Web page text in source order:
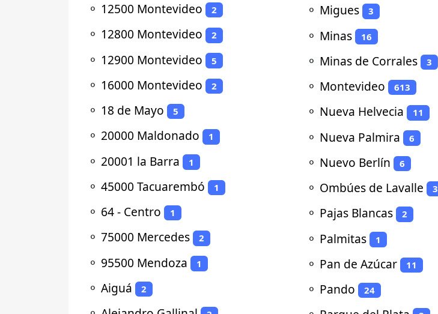
⚬ 12500 Montevideo 2
⚬ 12800 Montevideo 2
⚬ 12900 Montevideo 5
⚬ 16000 Montevideo 2
⚬ 18 de Mayo 5
⚬ 20000 Maldonado 1
⚬ 20001 la Barra 1
⚬ 45000 Tacuarembó 1
⚬ 64 - Centro 1
⚬ 75000 Mercedes 2
⚬ 95500 Mendoza 1
⚬ Aiguá 2
⚬ Migues 3
⚬ Minas 16
⚬ Minas de Corrales 3
⚬ Montevideo 613
⚬ Nueva Helvecia 11
⚬ Nueva Palmira 6
⚬ Nuevo Berlín 6
⚬ Ombúes de Lavalle 3
⚬ Pajas Blancas 2
⚬ Palmitas 1
⚬ Pan de Azúcar 11
⚬ Pando 24